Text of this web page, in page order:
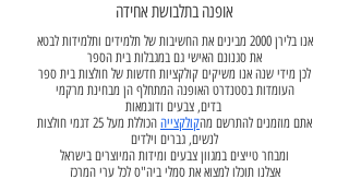
אופנה בתלבושת אחידה
אנו בלירן 2000 מבינים את החשיבות של תלמידים ותלמידות לבטא
את סגנונם האישי גם במגבלות בית הספר
לכן מידי שנה אנו משיקים קולקציות חדשות של חולצות בית ספר
העומדות בסטנדרט האופנה המתחלף הן מבחינת מרקמי
בדים, צבעים ודוגמאות
אתם מוזמנים להתרשם מהקולקצייה
הכוללת מעל 25 דגמי חולצות
לנשים, גברים וילדים
ומבחר טייצים במגוון צבעים ומידות המיוצרים בישראל
אצלנו תוכלו למצוא את סמלי ביה"ס לכל ערי המרכז